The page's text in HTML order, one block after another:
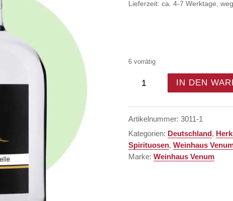
Lieferzeit: ca. 4-7 Werktage,
6 vorrätig
-
Schnaps
-
40%
Menge
IN DEN
Artikelnummer:3011-1
Kategorien: Deutschland,
Spirituosen,Weinhaus
Marke:Weinhaus Venum